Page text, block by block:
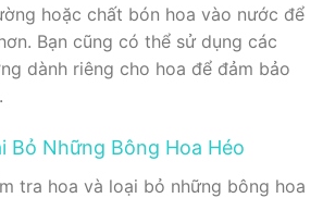
hoặc chất bón hoa vào nước để
Bạn cũng có thể sử dụng các
dành riêng cho hoa để đảm bảo
Bỏ Những Bông Hoa Héo
tra hoa và loại bỏ những bông hoa